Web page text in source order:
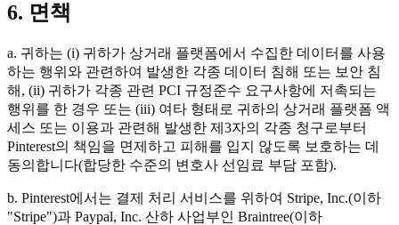
6. 면책
a. 귀하는 (i) 귀하가 상거래 플랫폼에서 수집한 데이터를 사용
하는 행위와 관련하여 발생한 각종 데이터 침해 또는 보안 침
해, (ii) 귀하가 각종 관련 PCI 규정준수 요구사항에 저촉되는
행위를 한 경우 또는 (iii) 여타 형태로 귀하의 상거래 플랫폼 액
세스 또는 이용과 관련해 발생한 제3자의 각종 청구로부터
Pinterest의 책임을 면제하고 피해를 입지 않도록 보호하는 데
동의합니다(합당한 수준의 변호사 선임료 부담 포함).
b. Pinterest에서는 결제 처리 서비스를 위하여 Stripe, Inc.(이하
"Stripe")과 Paypal, Inc. 산하 사업부인 Braintree(이하